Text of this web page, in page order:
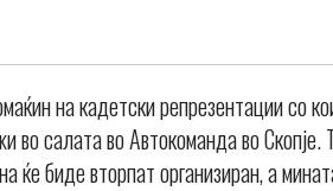
на кадетски репрезентации со
во салата во Автокоманда во Скопје.
ќе биде вторпат организиран, а